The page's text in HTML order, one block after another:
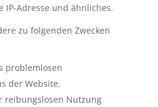
IP-Adresse und ähnliches.
zu folgenden Zwecken
problemlosen
der Website,
reibungslosen Nutzung